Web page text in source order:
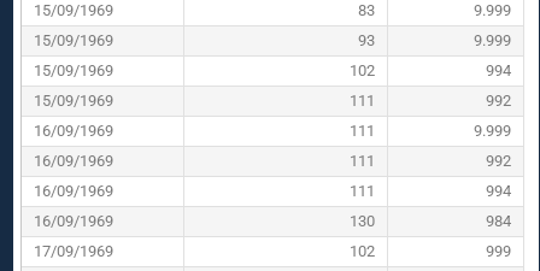
15/09/1969
83
9.999
15/09/1969
93
9.999
15/09/1969
102
994
15/09/1969
111
992
16/09/1969
111
9.999
16/09/1969
111
992
16/09/1969
111
994
16/09/1969
130
984
17/09/1969
102
999